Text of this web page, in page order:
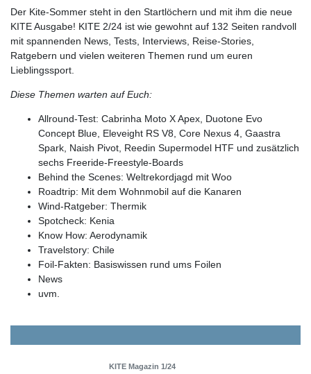
Der Kite-Sommer steht in den Startlöchern und mit ihm die neue
KITE Ausgabe! KITE 2/24 ist wie gewohnt auf 132 Seiten randvoll
mit spannenden News, Tests, Interviews, Reise-Stories,
Ratgebern und vielen weiteren Themen rund um euren
Lieblingssport.
Diese Themen warten auf Euch:
Allround-Test: Cabrinha Moto X Apex, Duotone Evo
Concept Blue, Eleveight RS V8, Core Nexus 4, Gaastra
Spark, Naish Pivot, Reedin Supermodel HTF und zusätzlich
sechs Freeride-Freestyle-Boards
Behind the Scenes: Weltrekordjagd mit Woo
Roadtrip: Mit dem Wohnmobil auf die Kanaren
Wind-Ratgeber: Thermik
Spotcheck: Kenia
Know How: Aerodynamik
Travelstory: Chile
Foil-Fakten: Basiswissen rund ums Foilen
News
uvm.
KITE Magazin 1/24